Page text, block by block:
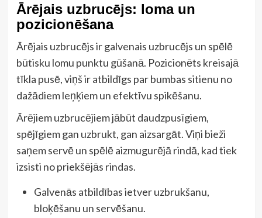
Ārējais uzbrucējs: loma un
pozicionēšana
Ārējais uzbrucējs ir galvenais uzbrucējs un spēlē
būtisku lomu punktu gūšanā. Pozicionēts kreisajā
tīkla pusē, viņš ir atbildīgs par bumbas sitienu no
dažādiem leņķiem un efektīvu spikēšanu.
Ārējiem uzbrucējiem jābūt daudzpusīgiem,
spējīgiem gan uzbrukt, gan aizsargāt. Viņi bieži
saņem servē un spēlē aizmugurējā rindā, kad tiek
izsisti no priekšējās rindas.
Galvenās atbildības ietver uzbrukšanu,
bloķēšanu un servēšanu.